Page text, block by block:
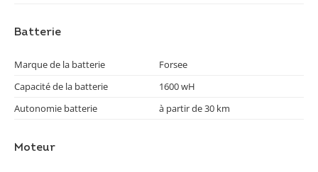
Batterie
Marque de la batterie
Forsee
Capacité de la batterie
1600 wH
Autonomie batterie
à partir de 30 km
Moteur